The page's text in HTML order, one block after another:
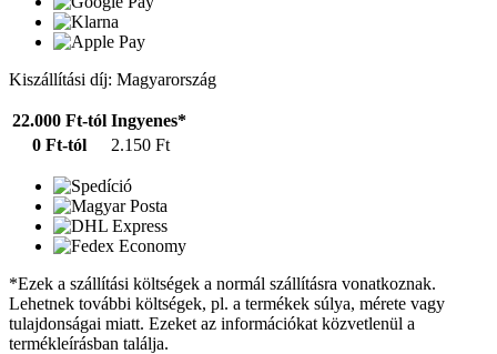
Kiszállítási díj: Magyarország
22.000 Ft-tól Ingyenes*
0 Ft-tól
2.150 Ft
*Ezek a szállítási költségek a normál szállításra vonatkoznak.
Lehetnek további költségek, pl. a termékek súlya, mérete vagy
tulajdonságai miatt. Ezeket az információkat közvetlenül a
termékleírásban találja.